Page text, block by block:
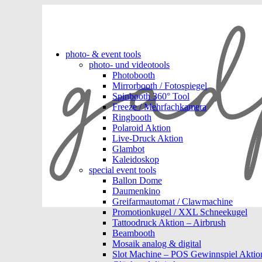
photo- & event tools
photo- und videotools
Photobooth
Mirrorbooth / Fotospiegel
Spinbooth 360° Tool
Freeze / Mehrfachkamera
Ringbooth
Polaroid Aktion
Live-Druck Aktion
Glambot
Kaleidoskop
special event tools
Ballon Dome
Daumenkino
Greifarmautomat / Clawmachine
Promotionkugel / XXL Schneekugel
Tattoodruck Aktion – Airbrush
Beambooth
Mosaik analog & digital
Slot Machine – POS Gewinnspiel